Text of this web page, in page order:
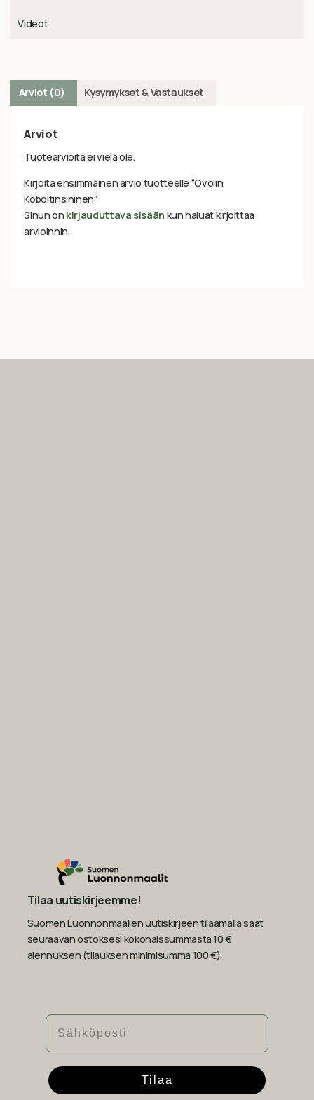
Videot
Arviot (0) Kysymykset & Vastaukset
Arviot
Tuotearvioita ei vielä ole.
Kirjoita ensimmäinen arvio tuotteelle “Ovolin
Koboltinsininen”
Sinun on kirjauduttava sisään kun haluat kirjoittaa
arvioinnin.
Tilaa uutiskirjeemme!
Suomen Luonnonmaalien uutiskirjeen tilaamalla saat
seuraavan ostoksesi kokonaissummasta 10 €
alennuksen (tilauksen minimisumma 100 €).
Sähköposti
Tilaa